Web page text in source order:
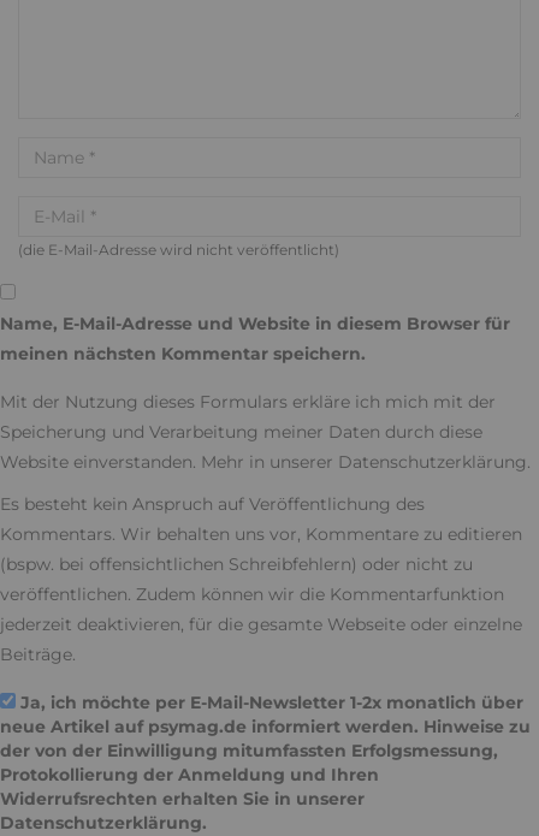
(die E-Mail-Adresse wird nicht veröffentlicht)
Name, E-Mail-Adresse und Website in diesem Browser für
meinen nächsten Kommentar speichern.
Mit der Nutzung dieses Formulars erkläre ich mich mit der
Speicherung und Verarbeitung meiner Daten durch diese
Website einverstanden. Mehr in unserer Datenschutzerklärung.
Es besteht kein Anspruch auf Veröffentlichung des
Kommentars. Wir behalten uns vor, Kommentare zu editieren
(bspw. bei offensichtlichen Schreibfehlern) oder nicht zu
veröffentlichen. Zudem können wir die Kommentarfunktion
jederzeit deaktivieren, für die gesamte Webseite oder einzelne
Beiträge.
Ja, ich möchte per E-Mail-Newsletter 1-2x monatlich über
neue Artikel auf psymag.de informiert werden. Hinweise zu
der von der Einwilligung mitumfassten Erfolgsmessung,
Protokollierung der Anmeldung und Ihren
Widerrufsrechten erhalten Sie in unserer
Datenschutzerklärung.